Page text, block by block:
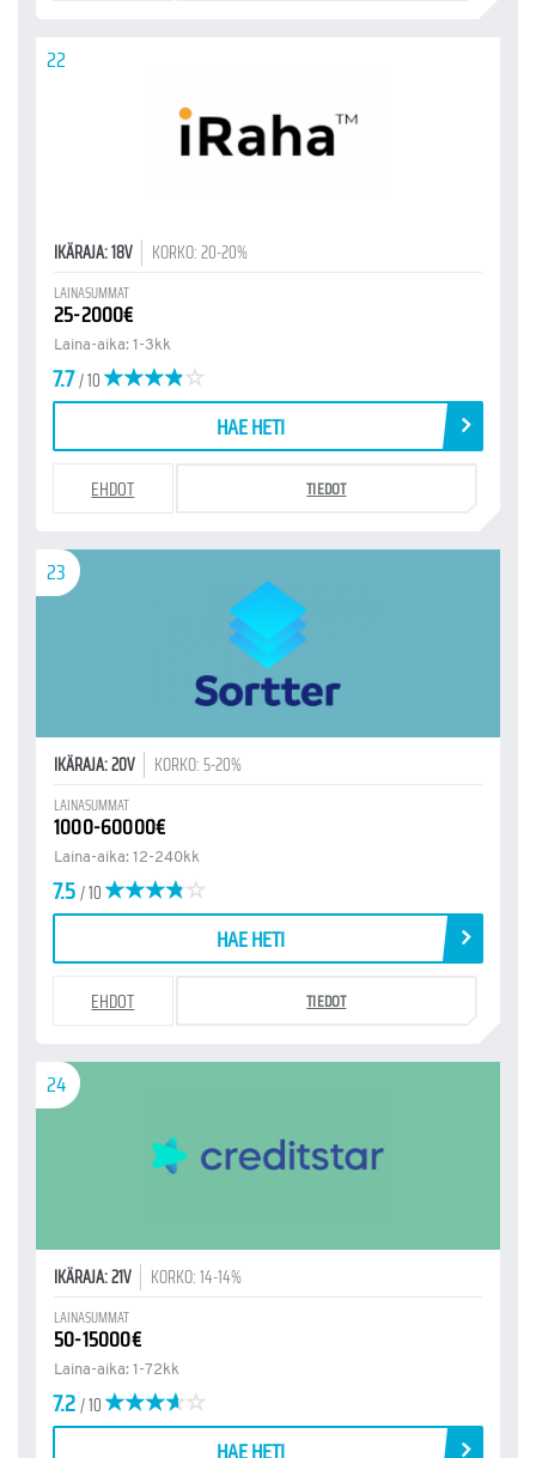
22
IKÄRAJA: 18V KORKO: 20-20%
LAINASUMMAT
25-2000€
Laina-aika: 1-3kk
7.7/ 10
HAE HETI
EHDOT TIEDOT
23
IKÄRAJA: 20V KORKO: 5-20%
LAINASUMMAT
1000-60000€
Laina-aika: 12-240kk
7.5/ 10
HAE HETI
EHDOT TIEDOT
24
IKÄRAJA: 21V KORKO: 14-14%
LAINASUMMAT
50-15000€
Laina-aika: 1-72kk
7.2/ 10